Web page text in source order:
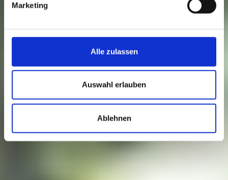
Marketing
Alle zulassen
Auswahl erlauben
Ablehnen